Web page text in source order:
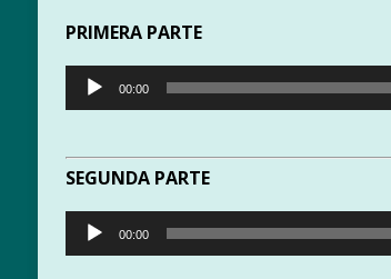
PRIMERA PARTE
Reproductor
00:00
SEGUNDA PARTE
Reproductor
00:00